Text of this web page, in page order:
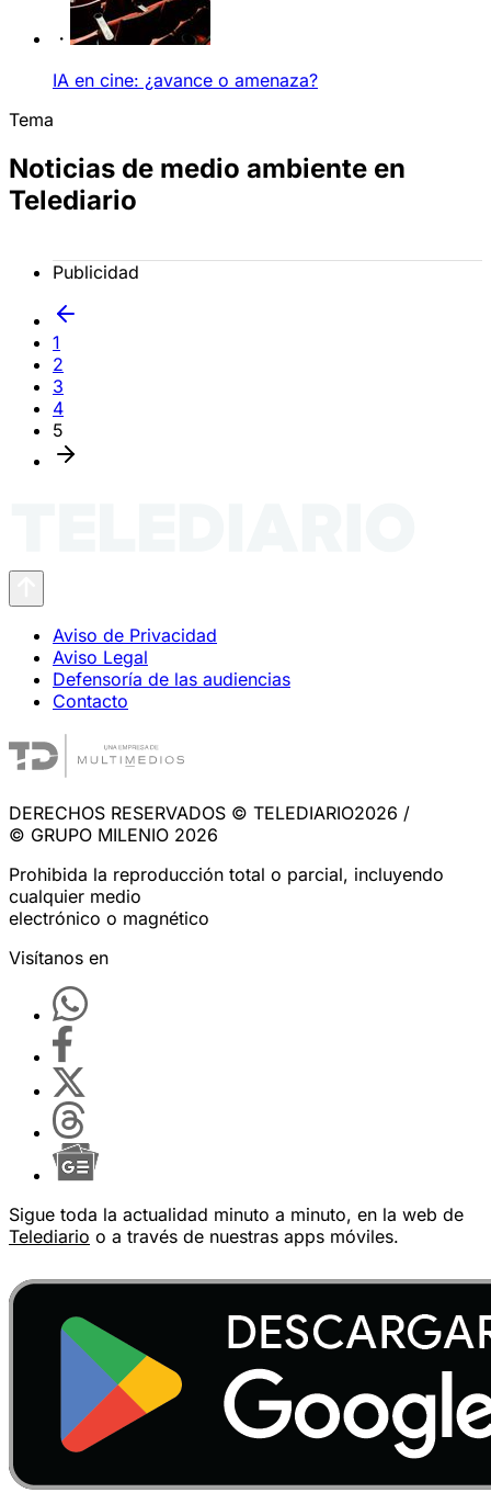
IA en cine: ¿avance o amenaza?
Tema
Noticias de medio ambiente en
Telediario
Publicidad
1
2
3
4
5
Aviso de Privacidad
Aviso Legal
Defensoría de las audiencias
Contacto
DERECHOS RESERVADOS © TELEDIARIO2026 /
© GRUPO MILENIO 2026
Prohibida la reproducción total o parcial, incluyendo
cualquier medio
electrónico o magnético
Visítanos en
Sigue toda la actualidad minuto a minuto, en la web de
Telediario o a través de nuestras apps móviles.